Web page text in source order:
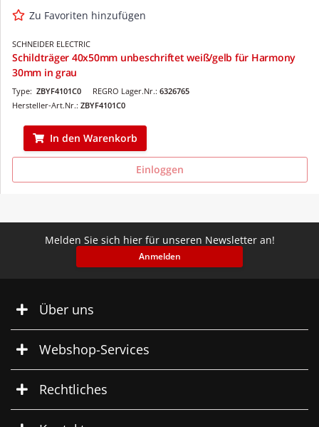
Zu Favoriten hinzufügen
SCHNEIDER ELECTRIC
Schildträger 40x50mm unbeschriftet weiß/gelb für Harmony
30mm in grau
REGRO Lager.Nr.: 6326765
Type: ZBYF4101C0
Hersteller-Art.Nr.: ZBYF4101C0
In den Warenkorb
Einloggen
Melden Sie sich hier für unseren Newsletter an!
Anmelden
Über uns
Webshop-Services
Rechtliches